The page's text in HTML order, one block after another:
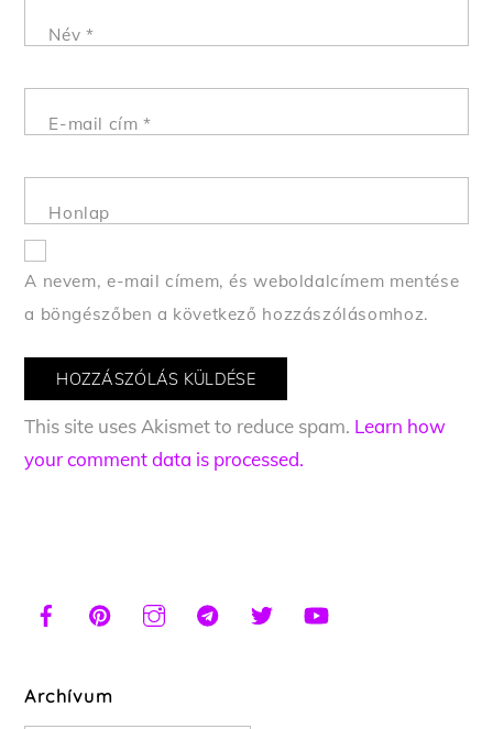
Név *
E-mail cím*
Honlap
A nevem, e-mail címem, és weboldalcímem mentése
a böngészőben a következő hozzászólásomhoz.
This site uses Akismet to reduce spam. Learn how
your comment data is processed.
Archívum